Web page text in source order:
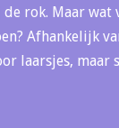
rok. Maar wat
Afhankelijk
laarsjes, maar